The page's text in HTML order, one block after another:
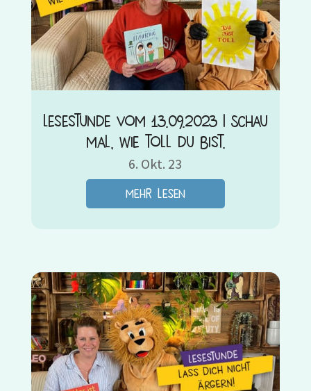
Lesestunde vom 13.09.2023 | Schau
mal, wie toll du bist.
6. Okt. 23
mehr lesen